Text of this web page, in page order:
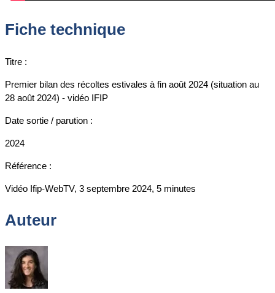
Fiche technique
Titre :
Premier bilan des récoltes estivales à fin août 2024 (situation au
28 août 2024) - vidéo IFIP
Date sortie / parution :
2024
Référence :
Vidéo Ifip-WebTV, 3 septembre 2024, 5 minutes
Auteur